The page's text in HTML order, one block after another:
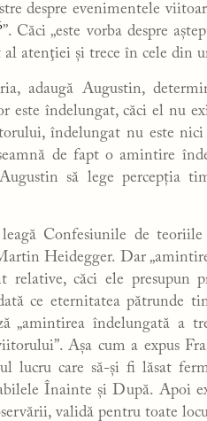
despre evenimentele
”. Căci „este vorba despre
atenţiei şi trece în cele din
adaugă Augustin,
este îndelungat, căci el nu
înde­lungat nu este
de fapt o amintire
să lege percepția
Confesiunile de
Heidegger. Dar
relative, căci ele presupun
ce eternitatea pătrunde
„amintirea îndelungată a
Așa cum a expus
lucru care să-și fi lăsat
Înainte și După. Apoi
validă pentru toate